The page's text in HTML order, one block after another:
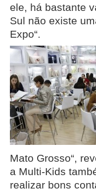
ele, há bastante
Sul não existe
Expo“.
Mato Grosso“,
a Multi-Kids
realizar bons